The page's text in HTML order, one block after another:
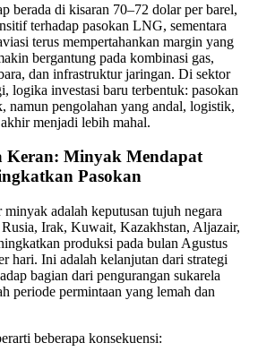
berada di kisaran 70–72 dolar per barel,
terhadap pasokan LNG, sementara
terus mempertahankan margin yang
bergantung pada kombinasi gas,
dan infrastruktur jaringan. Di sektor
logika investasi baru terbentuk: pasokan
namun pengolahan yang andal, logistik,
menjadi lebih mahal.
Keran: Minyak Mendapat
Pasokan
adalah keputusan tujuh negara
Irak, Kuwait, Kazakhstan, Aljazair,
produksi pada bulan Agustus
hari. Ini adalah kelanjutan dari strategi
bagian dari pengurangan sukarela
periode permintaan yang lemah dan
beberapa konsekuensi: